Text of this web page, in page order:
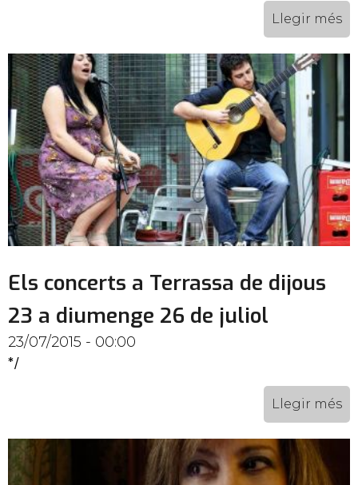
Llegir més
Els concerts a Terrassa de dijous
23 a diumenge 26 de juliol
23/07/2015 - 00:00
*/
Llegir més